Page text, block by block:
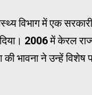
विभाग में एक
में केरल राज्य
भावना ने उन्हें विशेष